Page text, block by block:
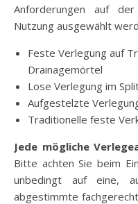
Anforderungen auf
Nutzung ausgewählt
Feste Verlegung auf
Drainagemörtel
Lose Verlegung im
Aufgestelzte
Traditionelle feste
Jede mögliche
Bitte achten Sie beim
unbedingt auf eine,
abgestimmte